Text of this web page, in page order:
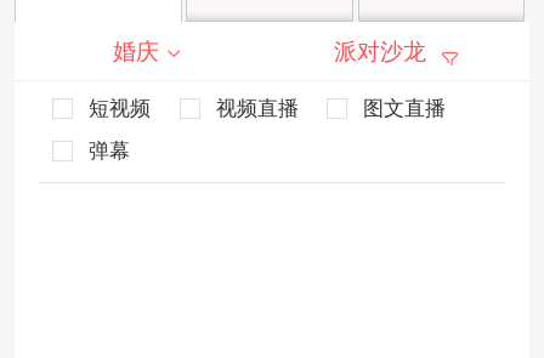
婚庆 派对沙龙
短视频 视频直播
图文直播
弹幕